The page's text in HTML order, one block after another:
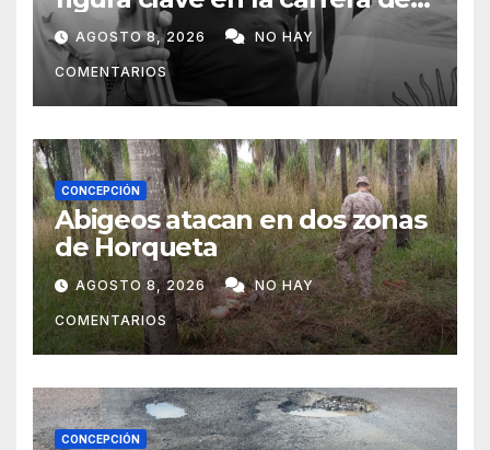
Lionel Messi
AGOSTO 8, 2026 NO HAY
COMENTARIOS
CONCEPCIÓN
Abigeos atacan en dos zonas
de Horqueta
AGOSTO 8, 2026 NO HAY
COMENTARIOS
CONCEPCIÓN